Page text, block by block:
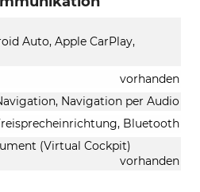
Auto, Apple CarPlay,
vorhanden
Navigation per Audio
Bluetooth
(Virtual Cockpit)
vorhanden